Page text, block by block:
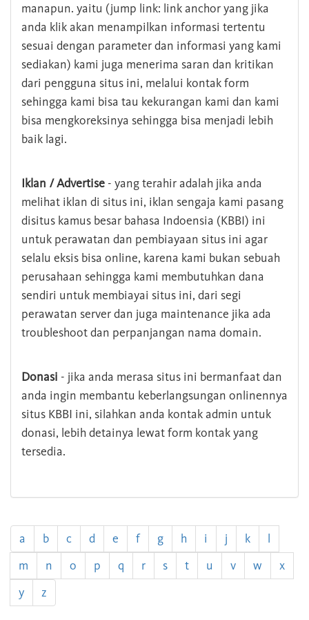
manapun. yaitu (jump link: link anchor yang jika
anda klik akan menampilkan informasi tertentu
sesuai dengan parameter dan informasi yang kami
sediakan) kami juga menerima saran dan kritikan
dari pengguna situs ini, melalui kontak form
sehingga kami bisa tau kekurangan kami dan kami
bisa mengkoreksinya sehingga bisa menjadi lebih
baik lagi.
Iklan / Advertise - yang terahir adalah jika anda
melihat iklan di situs ini, iklan sengaja kami pasang
disitus kamus besar bahasa Indoensia (KBBI) ini
untuk perawatan dan pembiayaan situs ini agar
selalu eksis bisa online, karena kami bukan sebuah
perusahaan sehingga kami membutuhkan dana
sendiri untuk membiayai situs ini, dari segi
perawatan server dan juga maintenance jika ada
troubleshoot dan perpanjangan nama domain.
Donasi - jika anda merasa situs ini bermanfaat dan
anda ingin membantu keberlangsungan onlinennya
situs KBBI ini, silahkan anda kontak admin untuk
donasi, lebih detainya lewat form kontak yang
tersedia.
a b c d e f g h i j k
l
m
n o p q r s t u v w
x
y
z